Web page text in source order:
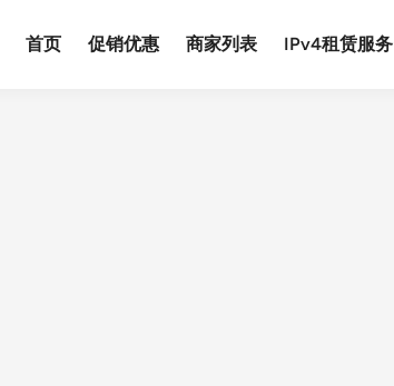
首页 促销优惠 商家列表 IPv4租赁服务